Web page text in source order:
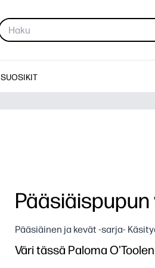
SUOSIKIT
Pääsiäinen ja kevät -sarja-
Väri tässä Paloma